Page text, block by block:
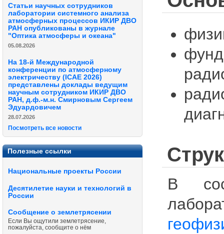
Статьи научных сотрудников
лаборатории системного анализа
атмосферных процессов ИКИР ДВО
РАН опубликованы в журнале
"Оптика атмосферы и океана"
05.08.2026
На 18-й Международной
конференции по атмосферному
электричеству (ICAE 2026)
представлены доклады ведущим
научным сотрудником ИКИР ДВО
РАН, д.ф.-м.н. Смирновым Сергеем
Эдуардовичем
28.07.2026
Посмотреть все новости
Полезные ссылки
Национальные проекты России
Десятилетие науки и технологий в
России
Сообщение о землетрясении
Если Вы ощутили землетрясение,
пожалуйста, сообщите о нём
В